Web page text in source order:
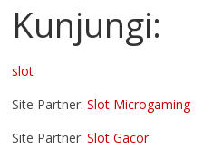
Kunjungi:
slot
Site Partner:Slot Microgaming
Site Partner:Slot Gacor